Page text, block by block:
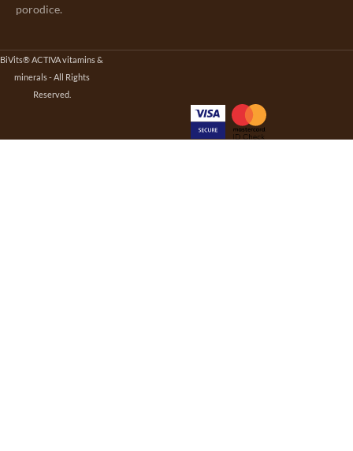
porodice.
BiVits® ACTIVA vitamins &
minerals - All Rights
Reserved.